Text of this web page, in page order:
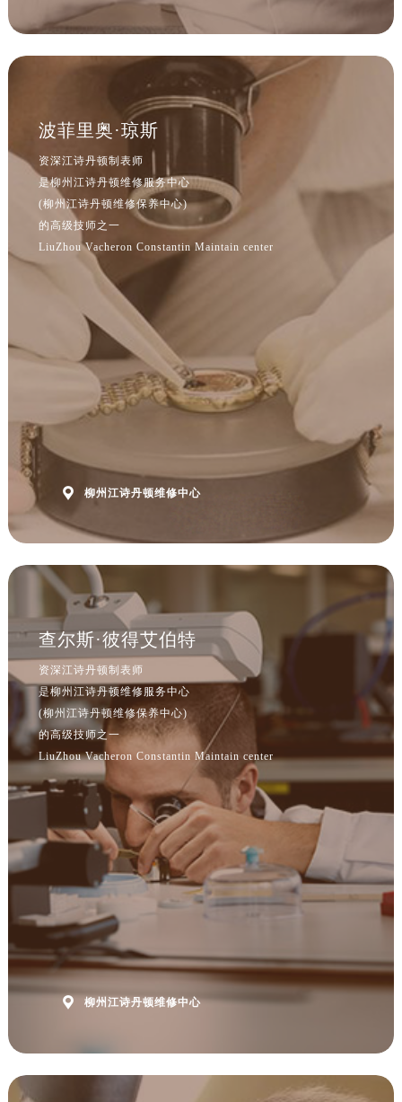
波菲里奥·琼斯
资深江诗丹顿制表师
是柳州江诗丹顿维修服务中心
(柳州江诗丹顿维修保养中心)
的高级技师之一
LiuZhou Vacheron Constantin Maintain center
 柳州江诗丹顿维修中心
查尔斯·彼得艾伯特
资深江诗丹顿制表师
是柳州江诗丹顿维修服务中心
(柳州江诗丹顿维修保养中心)
的高级技师之一
LiuZhou Vacheron Constantin Maintain center
 柳州江诗丹顿维修中心